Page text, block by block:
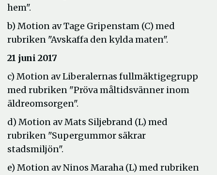
hem".
b) Motion av Tage Gripenstam (C) med
rubriken "Avskaffa den kylda maten".
21 juni 2017
c) Motion av Liberalernas fullmäktigegrupp
med rubriken "Pröva måltidsvänner inom
äldreomsorgen".
d) Motion av Mats Siljebrand (L) med
rubriken "Supergummor säkrar
stadsmiljön".
e) Motion av Ninos Maraha (L) med rubriken